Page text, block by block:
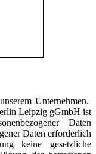
Unternehmen.
Leipzig gGmbH ist
Daten
Daten erforderlich
keine gesetzliche